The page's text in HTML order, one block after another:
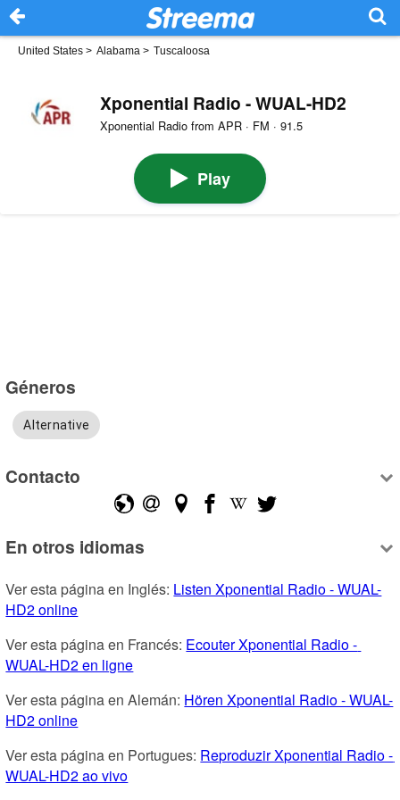
United States > Alabama > Tuscaloosa
Xponential Radio - WUAL-HD2
Xponential Radio from APR · FM · 91.5
Play
Géneros
Alternative
Contacto
En otros idiomas
Ver esta página en Inglés: Listen Xponential Radio - WUAL-
HD2 online
Ver esta página en Francés: Ecouter Xponential Radio -
WUAL-HD2 en ligne
Ver esta página en Alemán: Hören Xponential Radio - WUAL-
HD2 online
Ver esta página en Portugues: Reproduzir Xponential Radio -
WUAL-HD2 ao vivo